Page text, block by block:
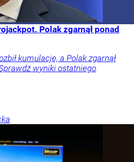
Polak zgarnął ponad
kumulację, a Polak zgarnął
wyniki ostatniego